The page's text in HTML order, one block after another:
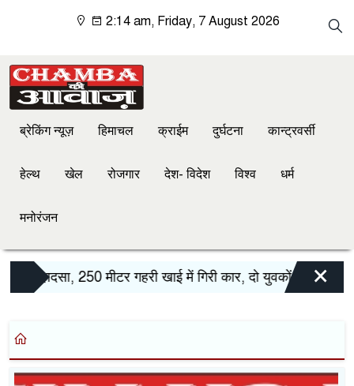
2:14 am, Friday, 7 August 2026
ब्रेकिंग न्यूज़ हिमाचल क्राईम दुर्घटना कान्ट्रवर्सी
हेल्थ खेल रोजगार देश- विदेश विश्व धर्म
मनोरंजन
हादसा, 250 मीटर गहरी खाई में गिरी कार, दो युवकों की मौत
×